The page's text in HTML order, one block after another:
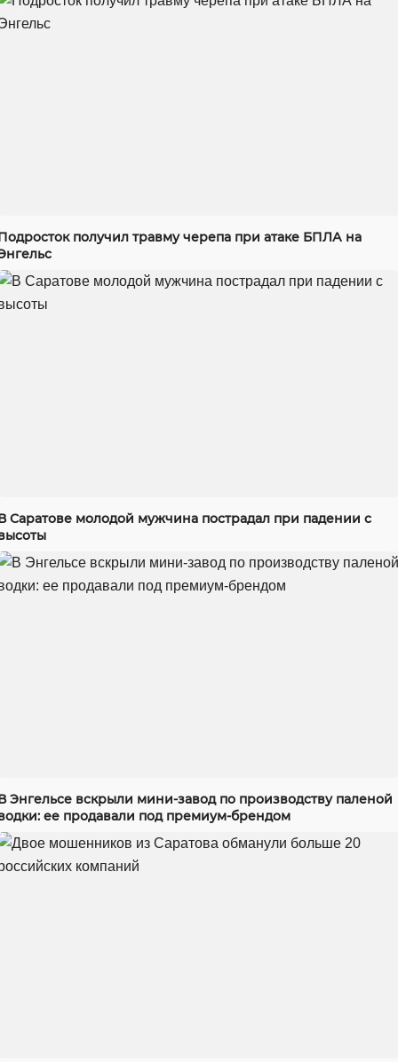
получил травму черепа при атаке БПЛА на
Саратове молодой мужчина пострадал при падении с
Энгельсе вскрыли мини-завод по производству паленой
ее продавали под премиум-брендом